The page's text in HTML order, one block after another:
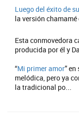
Luego del éxito de
la versión chamamé
Esta conmovedora
producida por él y
“Mi primer amor”
melódica, pero ya
la tradicional po...